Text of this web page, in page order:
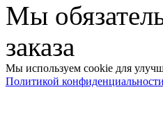
Мы
заказа
Мы используем cookie для
Политикой конфиденциальности